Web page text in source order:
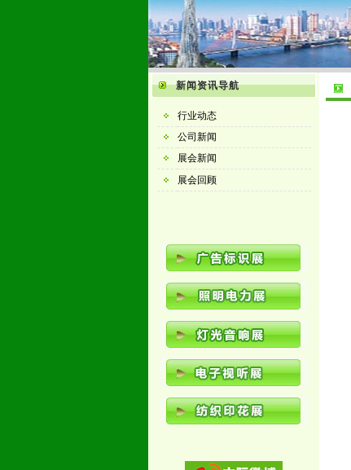
新闻资讯导航
行业动态
公司新闻
展会新闻
展会回顾